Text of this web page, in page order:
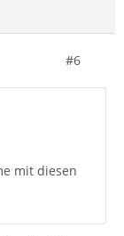
#6
mit diesen